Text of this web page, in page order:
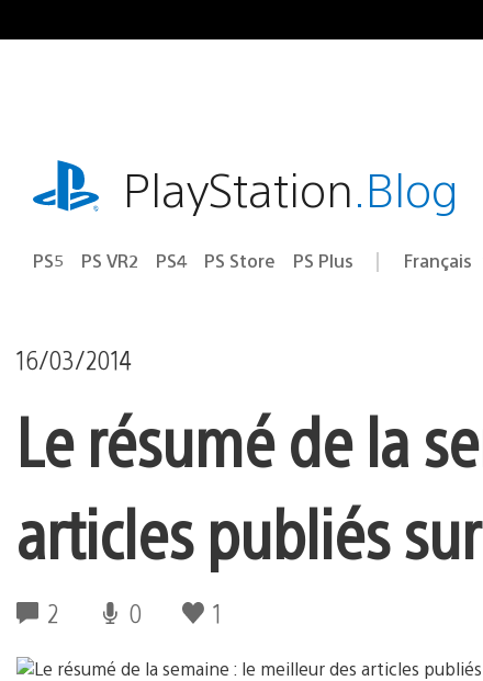
au
playstation.comPlayStation.Blog
PS5 PS VR2 PS4 PS Store PS Plus Choisir
Région
Français
16/03/2014
Le résumé de la
articles publiés
2 0 1